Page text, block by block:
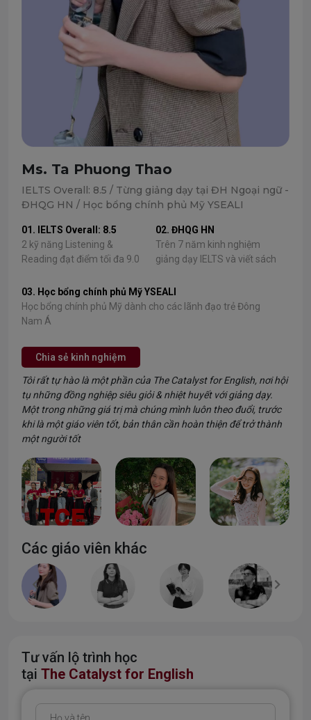
Ms. Ta Phuong Thao
IELTS Overall: 8.5 / Từng giảng dạy tại ĐH Ngoại ngữ -
ĐHQG HN / Học bổng chính phủ Mỹ YSEALI
01. IELTS Overall: 8.5
2 kỹ năng Listening &
Reading đạt điểm tối đa 9.0
02. ĐHQG HN
Trên 7 năm kinh nghiệm
giảng dạy IELTS và viết sách
03. Học bổng chính phủ Mỹ YSEALI
Học bổng chính phủ Mỹ dành cho các lãnh đạo trẻ Đông
Nam Á
Chia sẻ kinh nghiệm
Tôi rất tự hào là một phần của The Catalyst for English, nơi hội
tụ những đồng nghiệp siêu giỏi & nhiệt huyết với giảng dạy.
Một trong những giá trị mà chúng mình luôn theo đuổi, trước
khi là một giáo viên tốt, bản thân cần hoàn thiện để trở thành
một người tốt
Các giáo viên khác
Tư vấn lộ trình học
tại The Catalyst for English